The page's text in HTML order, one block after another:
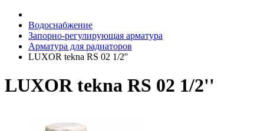
Водоснабжение
Запорно-регулирующая арматура
Арматура для радиаторов
LUXOR tekna RS 02 1/2''
LUXOR tekna RS 02 1/2''